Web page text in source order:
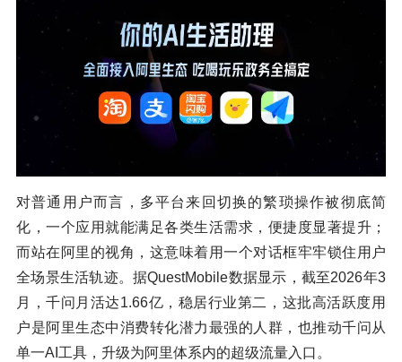
对普通用户而言，多平台来回切换的繁琐操作被彻底简
化，一个应用就能满足各类生活需求，便捷度显著提升；
而站在阿里的视角，这意味着用一个对话框牢牢锁住用户
全场景生活轨迹。据QuestMobile数据显示，截至2026年3
月，千问月活达1.66亿，稳居行业第二，这批高活跃度用
户是阿里生态中消费转化潜力最强的人群，也推动千问从
单一AI工具，升级为阿里体系内的超级流量入口。